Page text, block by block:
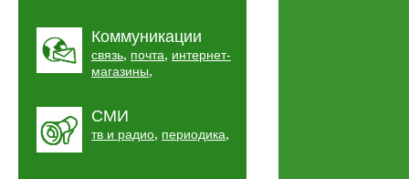
Коммуникации
связь, почта, интернет-
магазины,
СМИ
тв и радио, периодика,